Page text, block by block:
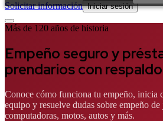
Solicitar información Iniciar sesión
Más de 120 años de historia
Empeño seguro y
prendarios con respaldo
Conoce cómo funciona tu empeño, inicia
equipo y resuelve dudas sobre empeño
computadoras, motos, autos y más.